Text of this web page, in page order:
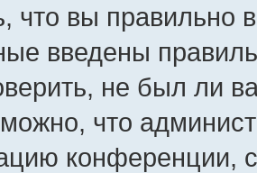
что вы правильно
введены
не был ли
что
конференции,